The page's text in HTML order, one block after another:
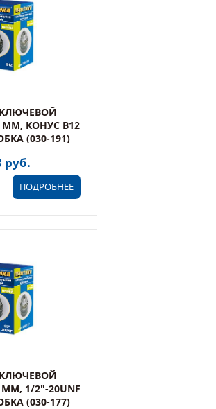
ММ, КОНУС В12
(030-191)
руб.
ПОДРОБНЕЕ
1/2"-20UNF
(030-177)